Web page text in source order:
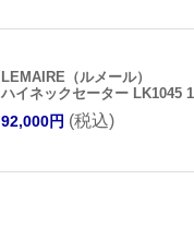
LEMAIRE（ルメール）
ハイネックセーター LK1045
92,000円 (税込)